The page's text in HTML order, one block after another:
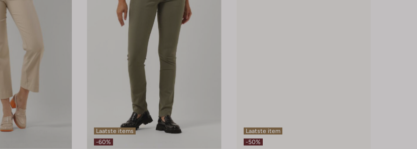
Laatste items
-60%
Laatste item
-50%